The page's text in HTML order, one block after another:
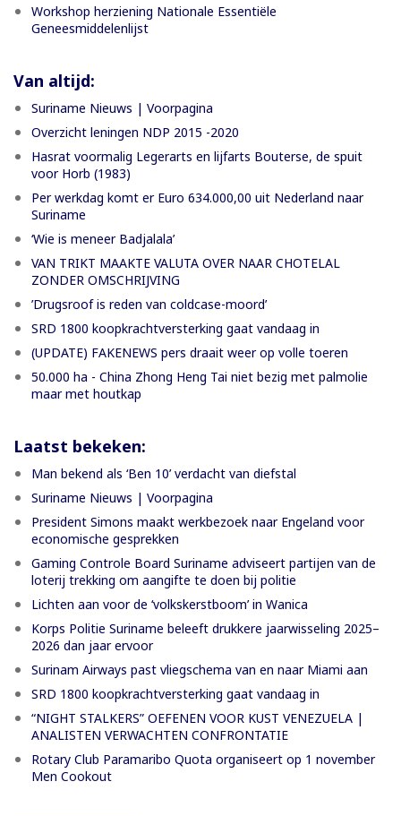
Workshop herziening Nationale Essentiële
Geneesmiddelenlijst
Van altijd:
Suriname Nieuws | Voorpagina
Overzicht leningen NDP 2015 -2020
Hasrat voormalig Legerarts en lijfarts Bouterse, de spuit
voor Horb (1983)
Per werkdag komt er Euro 634.000,00 uit Nederland naar
Suriname
‘Wie is meneer Badjalala’
VAN TRIKT MAAKTE VALUTA OVER NAAR CHOTELAL
ZONDER OMSCHRIJVING
’Drugsroof is reden van coldcase-moord’
SRD 1800 koopkrachtversterking gaat vandaag in
(UPDATE) FAKENEWS pers draait weer op volle toeren
50.000 ha - China Zhong Heng Tai niet bezig met palmolie
maar met houtkap
Laatst bekeken:
Man bekend als ‘Ben 10’ verdacht van diefstal
Suriname Nieuws | Voorpagina
President Simons maakt werkbezoek naar Engeland voor
economische gesprekken
Gaming Controle Board Suriname adviseert partijen van de
loterij trekking om aangifte te doen bij politie
Lichten aan voor de ‘volkskerstboom’ in Wanica
Korps Politie Suriname beleeft drukkere jaarwisseling 2025–
2026 dan jaar ervoor
Surinam Airways past vliegschema van en naar Miami aan
SRD 1800 koopkrachtversterking gaat vandaag in
“NIGHT STALKERS” OEFENEN VOOR KUST VENEZUELA |
ANALISTEN VERWACHTEN CONFRONTATIE
Rotary Club Paramaribo Quota organiseert op 1 november
Men Cookout